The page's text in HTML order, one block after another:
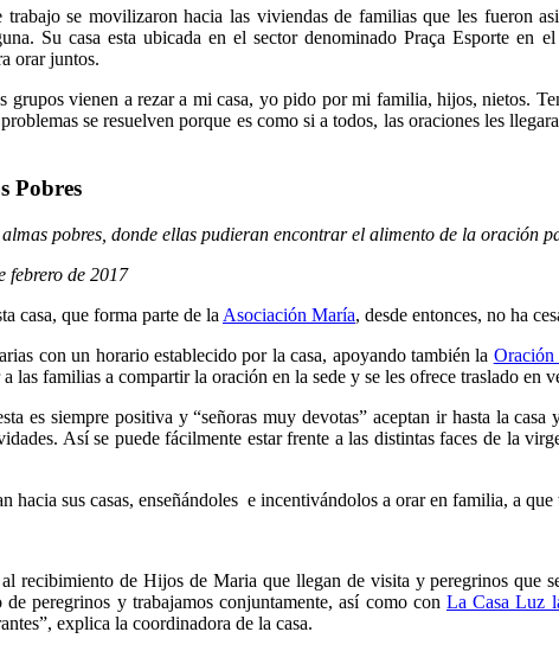
se movilizaron hacia las viviendas de familias que les fueron
Su casa esta ubicada en el sector denominado Praça Esporte
orar juntos.
grupos vienen a rezar a mi casa, yo pido por mi familia, hijos, nietos.
se resuelven porque es como si a todos, las oraciones les
Pobres
pobres, donde ellas pudieran encontrar el alimento de la oración
febrero de 2017
casa, que forma parte de la Asociación María, desde entonces, no ha
con un horario establecido por la casa, apoyando también la Oración
las familias a compartir la oración en la sede y se les ofrece traslado en
es siempre positiva y “señoras muy devotas” aceptan ir hasta la
Así se puede fácilmente estar frente a las distintas faces de la
hacia sus casas, enseñándoles e incentivándolos a orar en familia, a
recibimiento de Hijos de Maria que llegan de visita y peregrinos
peregrinos y trabajamos conjuntamente, así como con La Casa Luz
explica la coordinadora de la casa.